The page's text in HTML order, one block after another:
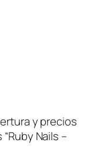
y precios
Nails –